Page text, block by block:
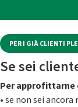
PER I GIÀ CLIENTI
Se sei
Per approfittarne
• se non sei